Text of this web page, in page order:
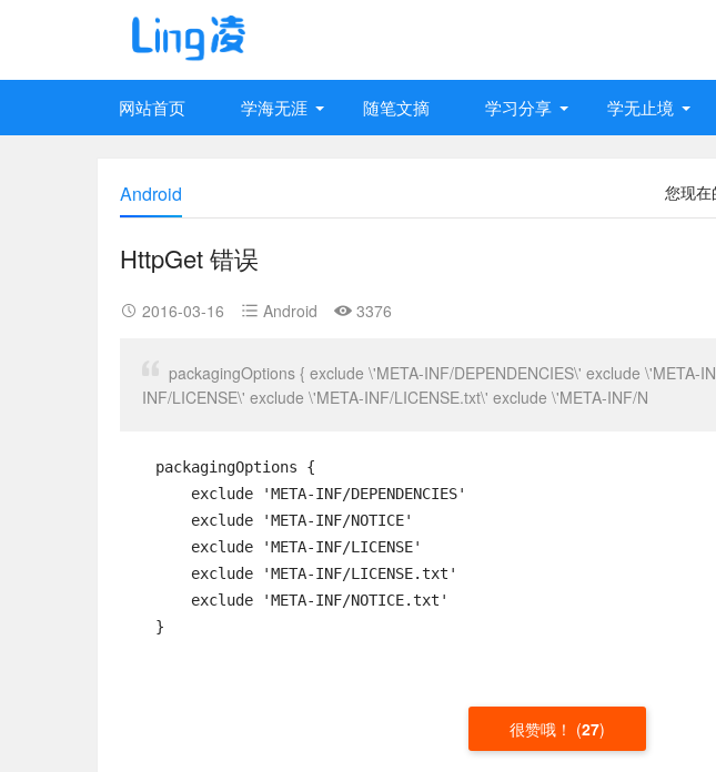
网站首页 学海无涯 随笔文摘 学习分享 学无止境
您现在
Android
HttpGet 错误
2016-03-16 Android 3376
packagingOptions { exclude \'META-INF/DEPENDENCIES\' exclude \'META-
INF/LICENSE\' exclude \'META-INF/LICENSE.txt\' exclude \'META-INF/N
    }
很赞哦！ (27)